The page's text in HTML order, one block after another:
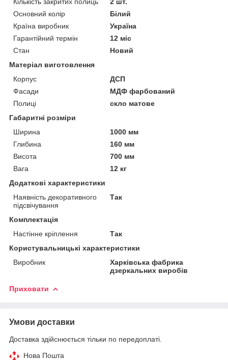
Основний колір
Білий
Країна виробник
Україна
Гарантійний термін
12 міс
Стан
Новий
Матеріал виготовлення
Корпус
ДСП
Фасади
МДФ фарбований
Полиці
скло матове
Габаритні розміри
Ширина
1000 мм
Глибина
160 мм
Висота
700 мм
Вага
12 кг
Додаткові характеристики
Наявність декоративного
підсвічування
Так
Комплектація
Настінне кріплення
Так
Користувальницькі характеристики
Виробник
Харківська фабрика
дзеркальних виробів
Приховати
Умови доставки
Доставка здійснюється тільки по передоплаті.
Нова Пошта